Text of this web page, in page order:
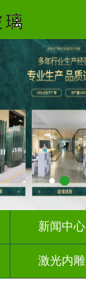
新闻中心
激光内雕